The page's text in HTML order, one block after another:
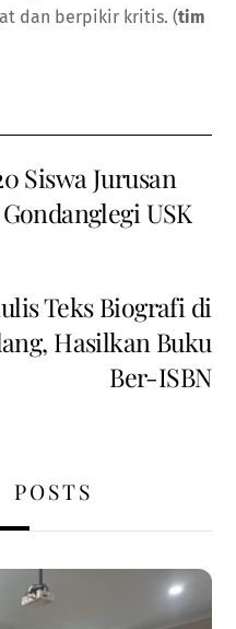
dan berpikir kritis. (tim
Siswa Jurusan
USK
Teks Biografi di
Hasilkan Buku
Ber-ISBN
POSTS